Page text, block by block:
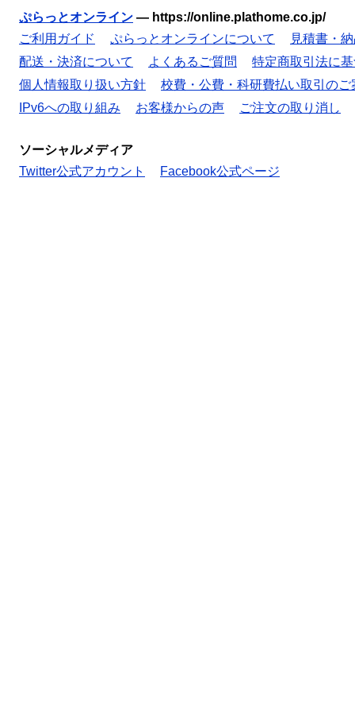
ぷらっとオンライン — https://online.plathome.co.jp/
ご利用ガイド
ぷらっとオンラインについて
見積書・
配送・決済について
よくあるご質問
特定商取引法に
個人情報取り扱い方針
校費・公費・科研費払い取引のご
IPv6への取り組み
お客様からの声 ご注文の取り消し
ソーシャルメディア
Twitter公式アカウント
Facebook公式ページ